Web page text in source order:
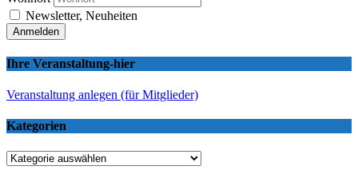
Newsletter, Neuheiten
Ihre Veranstaltung-hier
Veranstaltung anlegen (für Mitglieder)
Kategorien
Kategorien